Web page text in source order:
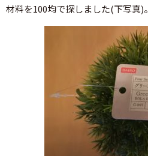
材料を100均で探しました(下写真)。